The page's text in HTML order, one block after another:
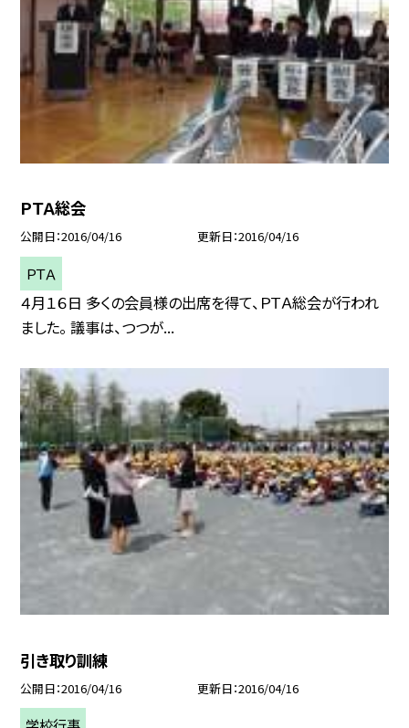
ＰＴＡ総会
公開日 2016/04/16 更新日 2016/04/16
ＰＴＡ
４月１６日 多くの会員様の出席を得て、ＰＴＡ総会が行われ
ました。 議事は、つつが...
引き取り訓練
公開日 2016/04/16 更新日 2016/04/16